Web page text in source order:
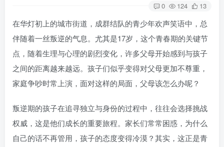
0 124 13
在华灯初上的城市街道，成群结队的青少年欢声笑语中，总
伴随着一丝叛逆的气息。尤其是17岁，这个青春期的关键节
点，随着生理与心理的剧烈变化，许多父母开始感到与孩子
之间的距离越来越远。孩子们似乎变得对父母更加不尊重，
家庭争吵时常上演，面对这样的局面，父母该怎么办呢？
叛逆期的孩子在追寻独立与身份的过程中，往往会选择挑战
权威，这是他们成长的重要旅程。家长们常常困惑，为什么
自己的话不再管用，孩子的态度变得冷漠？其实，这正是青